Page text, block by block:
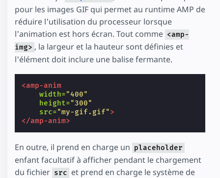
pour les images GIF qui permet au runtime AMP de
réduire l'utilisation du processeur lorsque
l'animation est hors écran. Tout comme <amp-
img> , la largeur et la hauteur sont définies et
l'élément doit inclure une balise fermante.
<amp-anim
width="400"
height="300"
src="my-gif.gif">
</amp-anim>
En outre, il prend en charge un placeholder
enfant facultatif à afficher pendant le chargement
du fichier src et prend en charge le système de